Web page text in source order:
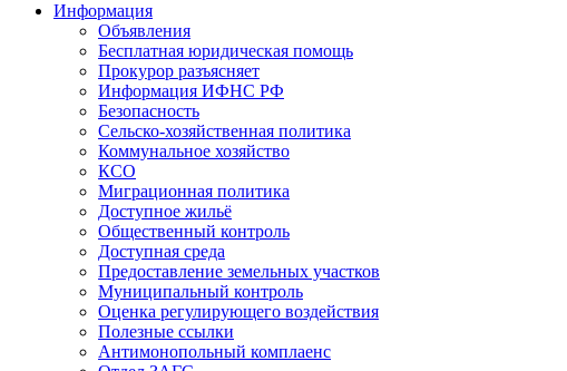
Информация
Объявления
Бесплатная юридическая помощь
Прокурор разъясняет
Информация ИФНС РФ
Безопасность
Сельско-хозяйственная политика
Коммунальное хозяйство
КСО
Миграционная политика
Доступное жильё
Общественный контроль
Доступная среда
Предоставление земельных участков
Муниципальный контроль
Оценка регулирующего воздействия
Полезные ссылки
Антимонопольный комплаенс